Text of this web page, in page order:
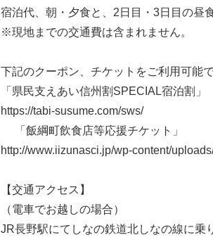
宿泊代、朝・夕食と、2日目・3日目の昼
※現地までの交通費は含まれません。
下記のクーポン、チケットをご利用可能で
「県民支えあい信州割SPECIAL宿泊割」
https://tabi-susume.com/sws/
「飯綱町飲食店等応援チケット」
http://www.iizunasci.jp/wp-content/
【交通アクセス】
（電車でお越しの場合）
JR長野駅にてしなの鉄道北しなの線に